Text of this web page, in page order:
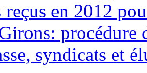
reçus en 2012
procédure
syndicats et